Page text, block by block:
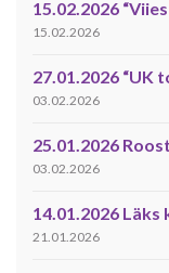
15.02.2026
15.02.2026
27.01.2026 “UK
03.02.2026
25.01.2026
03.02.2026
14.01.2026
21.01.2026